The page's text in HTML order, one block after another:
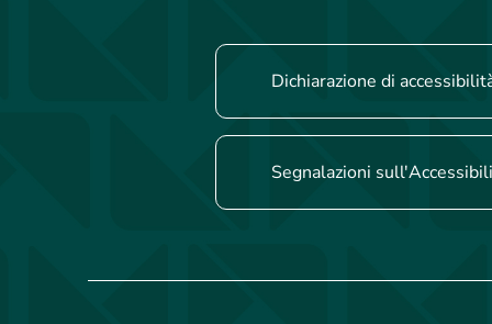
Dichiarazione di
Segnalazioni